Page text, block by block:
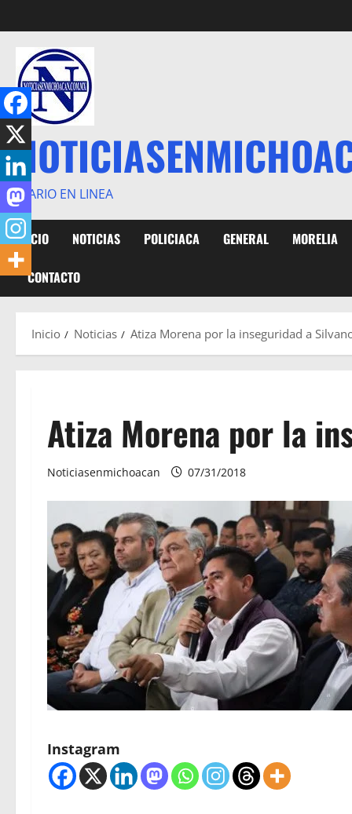
al
contenido
DIARIO EN LINEA
INICIO NOTICIAS POLICIACA GENERAL MORELIA
CONTACTO
Inicio Noticias Atiza Morena por la inseguridad a
Atiza Morena por la
Noticiasenmichoacan 07/31/2018
Instagram